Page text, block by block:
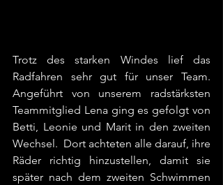
Trotz des starken Windes lief das
Radfahren sehr gut für unser Team.
Angeführt von unserem radstärksten
Teammitglied Lena ging es gefolgt von
Betti, Leonie und Marit in den zweiten
Wechsel.  Dort achteten alle darauf, ihre
Räder richtig hinzustellen, damit sie
später nach dem zweiten Schwimmen